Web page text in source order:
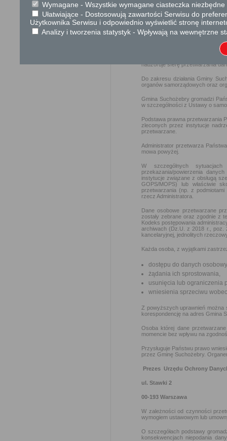
takich danych oraz uchylenia
informujemy, że Administratorem
Gmina Suchożebry
ul. Aleksandry Ogińskiej 11, 08-
nadzoruje sferę przetwarzania
Do zakresu działania Gminy
organów samorządowych oraz
Gmina Suchożebry gromadzi
w szczególności z Ustawy o
Podstawa prawna przetwarzania
zleconych przez instytucje
przetwarzane.
Administrator przetwarza
mowa powyżej.
W szczególnych sytuacjach
przekazania/powierzenia
instytucje związane z obsługą
GOPS/MOPS) lub właściwie
przetwarzania (np. z
rzecz Administratora.
Dane osobowe przetwarzane
zostały zebrane oraz zgodnie z
Kodeks postępowania
archiwach (Dz.U. z 2018 r., poz.
kancelaryjnej, jednolitych
Każda osoba, z wyjątkami
dostępu do danych
żądania ich sprostowania,
usunięcia lub ograniczenia
wniesienia sprzeciwu
Z powyższych uprawnień można
korespondencję na adres Gmina
Osoba której dane
momencie bez wpływu na
Przysługuje Państwu prawo
przez Gminę Suchożebry.
Prezes Urzędu Ochrony
ul. Stawki 2
00-193 Warszawa
W zależności od czynności
wymogiem ustawowym lub
O szczegółach podstawy
konsekwencjach niepodania
Wymagane - Wszystkie wymagane ciasteczka
Ułatwiające - Dostosowują zawartości Serwisu do
Użytkownika Serwisu i odpowiednio wyświetlić stronę
Analizy i tworzenia statystyk - Wpływają na wewnętrzne